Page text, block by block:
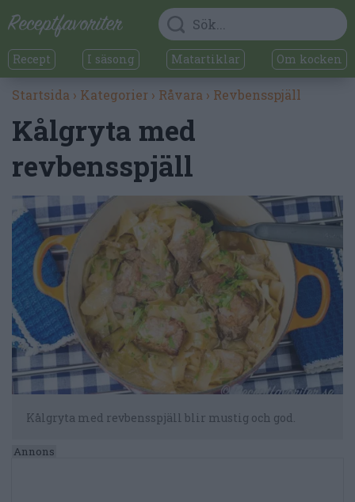
Recept I säsong Matartiklar Om kocken
Startsida › Kategorier › Råvara › Revbensspjäll
Kålgryta med
revbensspjäll
Kålgryta med revbensspjäll blir mustig och god.